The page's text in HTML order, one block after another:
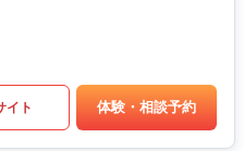
イト 体験・相談予約